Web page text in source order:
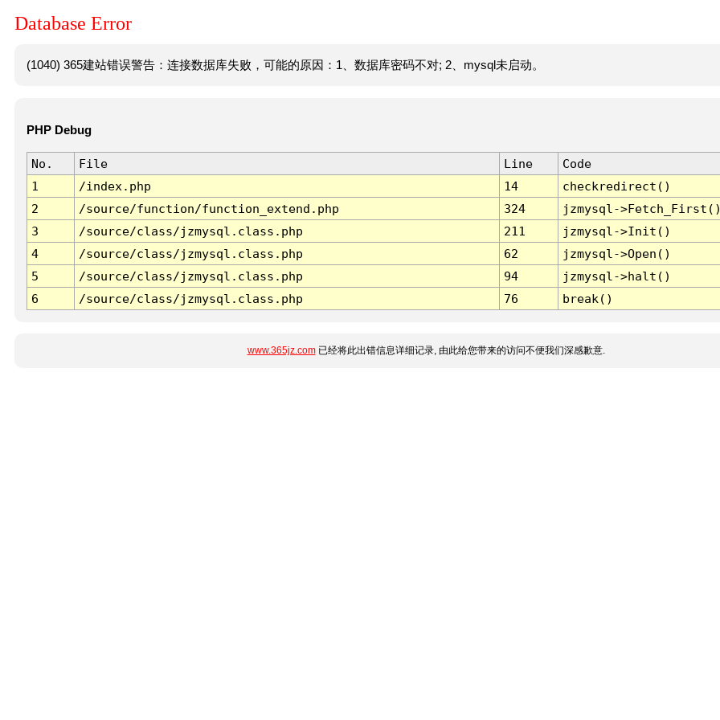
Database Error
(1040) 365建站错误警告：连接数据库失败，可能的原因：1、数据库密码不对; 2、mysql未启动。
PHP Debug
No. File Line
Code
1
/index.php 14
checkredirect()
2
/source/function/function_extend.php 324
jzmysql-
3
/source/class/jzmysql.class.php 211
jzmysql->Init()
4
/source/class/jzmysql.class.php 62
jzmysql->Open()
5
/source/class/jzmysql.class.php 94
jzmysql->halt()
6
/source/class/jzmysql.class.php 76 break()
www.365jz.com已经将此出错信息详细记录, 由此给您带来的访问不便我们深感歉意.